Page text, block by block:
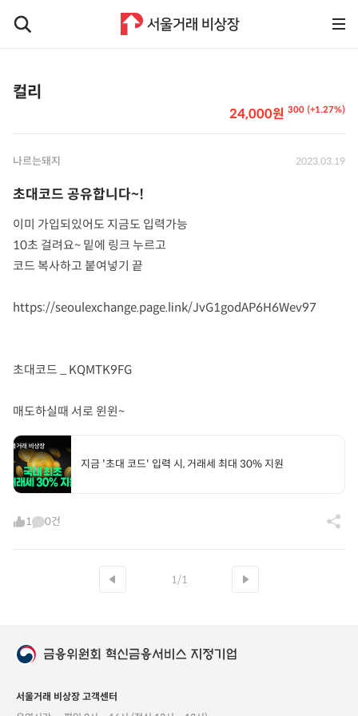
컬리
300 (+1.27%)
24,000원
나르는돼지 2023.03.19
초대코드 공유합니다~!
이미 가입되있어도 지금도 입력가능
10초 걸려요~ 밑에 링크 누르고
코드 복사하고 붙여넣기 끝
https://seoulexchange.page.link/JvG1godAP6H6Wev97
초대코드 _ KQMTK9FG
매도하실때 서로 윈윈~
지금 '초대 코드' 입력 시, 거래세 최대 30% 지원
1 0건
1/1
서울거래 비상장 고객센터